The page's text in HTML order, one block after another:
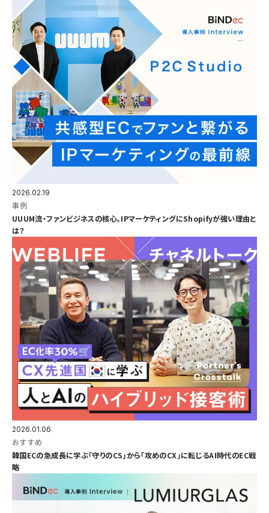
2026.02.19
事例
UUUM流・ファンビジネスの核心。IPマーケティングにShopifyが強い理由と
は？
2026.01.06
おすすめ
韓国ECの急成長に学ぶ「守りのCS」から「攻めのCX」に転じるAI時代のEC戦
略